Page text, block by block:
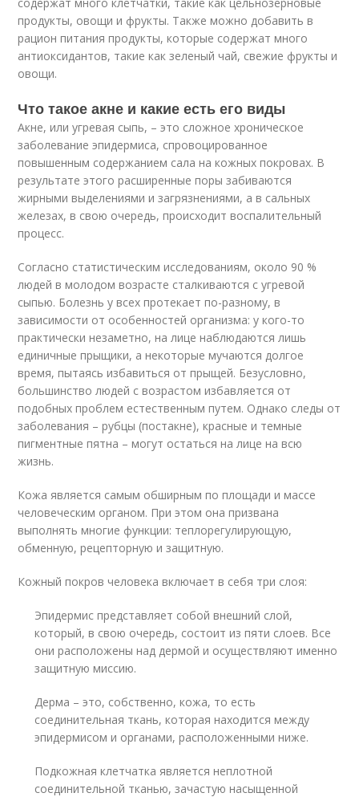
продукты, овощи и фрукты. Также можно добавить в
рацион питания продукты, которые содержат много
антиоксидантов, такие как зеленый чай, свежие фрукты и
овощи.
Что такое акне и какие есть его виды
Акне, или угревая сыпь, – это сложное хроническое
заболевание эпидермиса, спровоцированное
повышенным содержанием сала на кожных покровах. В
результате этого расширенные поры забиваются
жирными выделениями и загрязнениями, а в сальных
железах, в свою очередь, происходит воспалительный
процесс.
Согласно статистическим исследованиям, около 90 %
людей в молодом возрасте сталкиваются с угревой
сыпью. Болезнь у всех протекает по-разному, в
зависимости от особенностей организма: у кого-то
практически незаметно, на лице наблюдаются лишь
единичные прыщики, а некоторые мучаются долгое
время, пытаясь избавиться от прыщей. Безусловно,
большинство людей с возрастом избавляется от
подобных проблем естественным путем. Однако следы от
заболевания – рубцы (постакне), красные и темные
пигментные пятна – могут остаться на лице на всю
жизнь.
Кожа является самым обширным по площади и массе
человеческим органом. При этом она призвана
выполнять многие функции: теплорегулирующую,
обменную, рецепторную и защитную.
Кожный покров человека включает в себя три слоя:
Эпидермис представляет собой внешний слой,
который, в свою очередь, состоит из пяти слоев. Все
они расположены над дермой и осуществляют именно
защитную миссию.
Дерма – это, собственно, кожа, то есть
соединительная ткань, которая находится между
эпидермисом и органами, расположенными ниже.
Подкожная клетчатка является неплотной
соединительной тканью, зачастую насыщенной